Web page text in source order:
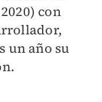
con
un año su